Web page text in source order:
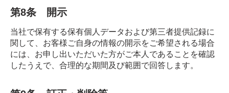
第8条 開示
当社で保有する保有個人データおよび第三者提供記録に
関して、お客様ご自身の情報の開示をご希望される場合
には、お申し出いただいた方がご本人であることを確認
したうえで、合理的な期間及び範囲で回答します。